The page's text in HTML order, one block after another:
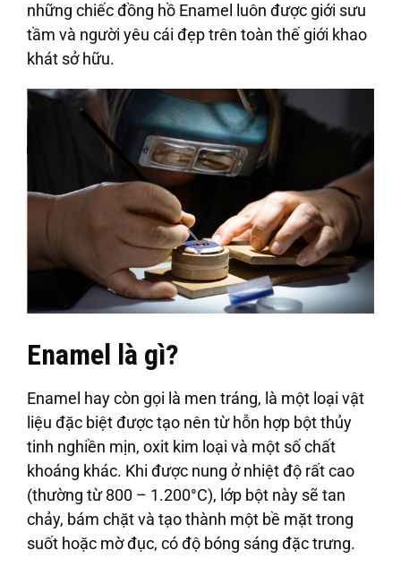
những chiếc đồng hồ Enamel luôn được giới sưu
tầm và người yêu cái đẹp trên toàn thế giới khao
khát sở hữu.
Enamel là gì?
Enamel hay còn gọi là men tráng, là một loại vật
liệu đặc biệt được tạo nên từ hỗn hợp bột thủy
tinh nghiền mịn, oxit kim loại và một số chất
khoáng khác. Khi được nung ở nhiệt độ rất cao
(thường từ 800 – 1.200°C), lớp bột này sẽ tan
chảy, bám chặt và tạo thành một bề mặt trong
suốt hoặc mờ đục, có độ bóng sáng đặc trưng.